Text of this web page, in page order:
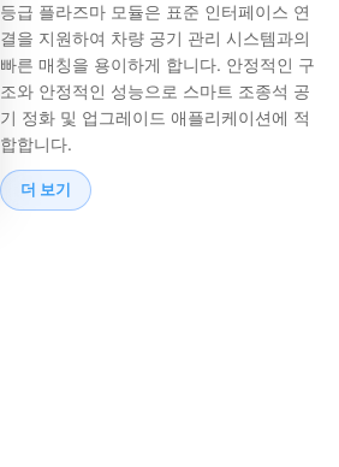
등급 플라즈마 모듈은 표준 인터페이스 연
결을 지원하여 차량 공기 관리 시스템과의
빠른 매칭을 용이하게 합니다. 안정적인 구
조와 안정적인 성능으로 스마트 조종석 공
기 정화 및 업그레이드 애플리케이션에 적
합합니다.
더 보기